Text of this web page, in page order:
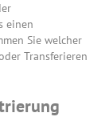
einen
Sie welcher
Transferieren